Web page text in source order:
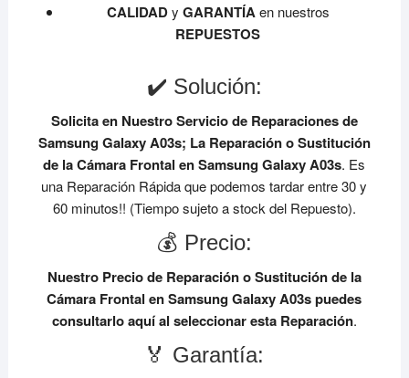
CALIDADy GARANTÍAen nuestros
REPUESTOS
✔️ Solución:
Solicita en Nuestro Servicio de Reparaciones de
Samsung Galaxy A03s; La Reparación o Sustitución
de la Cámara Frontal en Samsung Galaxy A03s. Es
una Reparación Rápida que podemos tardar entre 30 y
60 minutos!! (Tiempo sujeto a stock del Repuesto).
💰 Precio:
Nuestro Precio de Reparación o Sustitución de la
Cámara Frontal en Samsung Galaxy A03spuedes
consultarlo aquí al seleccionar esta Reparación.
🏅 Garantía: